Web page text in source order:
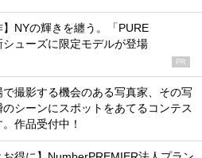
】NYの輝きを纏う。「PURE
シューズに限定モデルが登場
PR
で撮影する機会のある写真家、その写
シーンにスポットをあてるコンテス
作品受付中！